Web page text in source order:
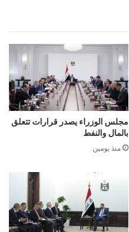
مجلس الوزراء يصدر قرارات تتعلق
بالمال والنفط
منذ يومين